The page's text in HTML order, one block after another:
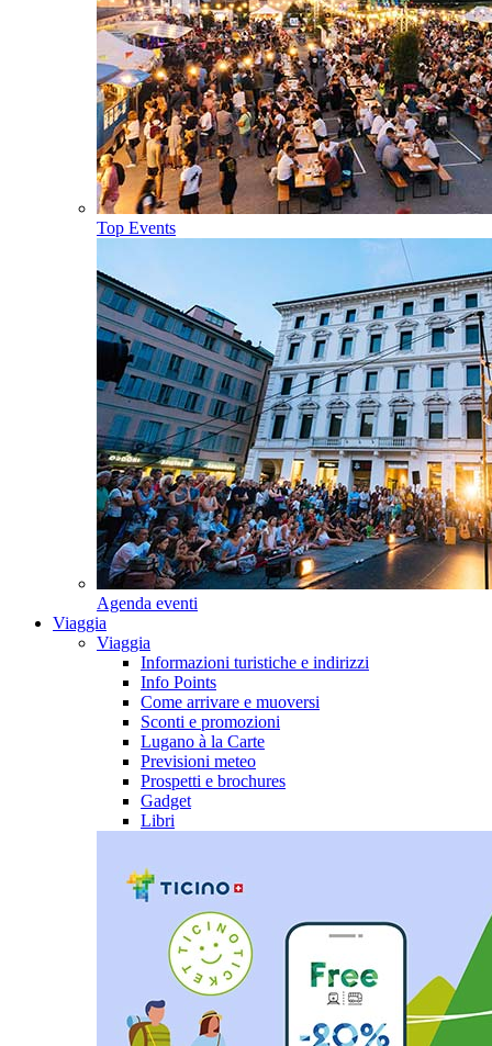
Top Events
Agenda eventi
Viaggia
Viaggia
Informazioni turistiche e indirizzi
Info Points
Come arrivare e muoversi
Sconti e promozioni
Lugano à la Carte
Previsioni meteo
Prospetti e brochures
Gadget
Libri